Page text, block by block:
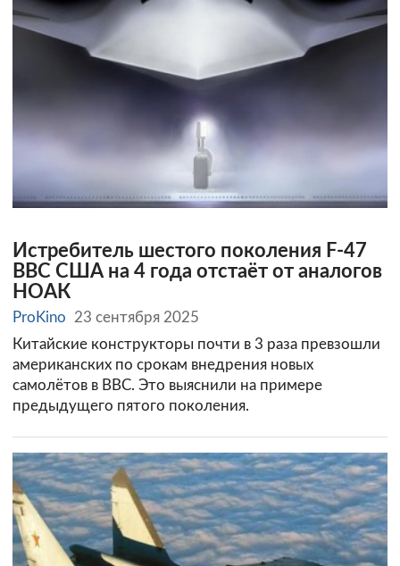
Истребитель шестого поколения F-47
ВВС США на 4 года отстаёт от аналогов
НОАК
ProKino
23 сентября 2025
Китайские конструкторы почти в 3 раза превзошли
американских по срокам внедрения новых
самолётов в ВВС. Это выяснили на примере
предыдущего пятого поколения.